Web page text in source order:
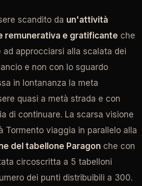
scandito da un'attività
remunerativa e gratificante che
approcciarsi alla scalata dei
e non con lo sguardo
in lontananza la meta
quasi a metà strada e con
di continuare. La scarsa visione
Tormento viaggia in parallelo alla
del tabellone Paragon che con
circoscritta a 5 tabelloni
dei punti distribuibili a 300.